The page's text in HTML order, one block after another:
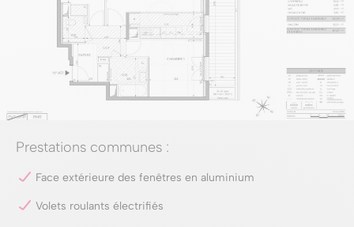
Prestations communes :
Face extérieure des fenêtres en aluminium
Volets roulants électrifiés